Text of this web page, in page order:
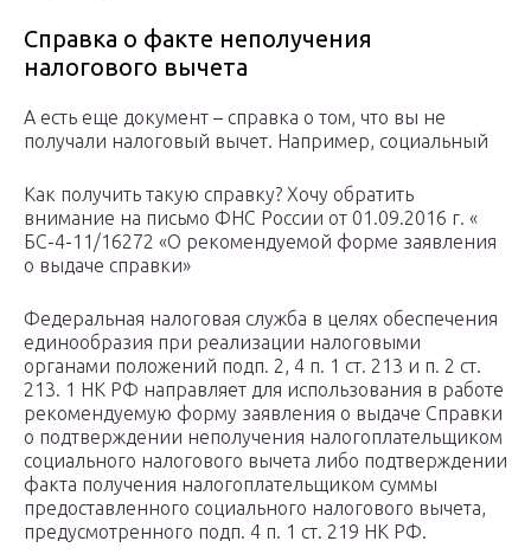
Справка о факте неполучения
налогового вычета
А есть еще документ – справка о том, что вы не
получали налоговый вычет. Например, социальный
Как получить такую справку? Хочу обратить
внимание на письмо ФНС России от 01.09.2016 г. «
БС-4-11/16272 «О рекомендуемой форме заявления
о выдаче справки»
Федеральная налоговая служба в целях обеспечения
единообразия при реализации налоговыми
органами положений подп. 2, 4 п. 1 ст. 213 и п. 2 ст.
213. 1 НК РФ направляет для использования в работе
рекомендуемую форму заявления о выдаче Справки
о подтверждении неполучения налогоплательщиком
социального налогового вычета либо подтверждении
факта получения налогоплательщиком суммы
предоставленного социального налогового вычета,
предусмотренного подп. 4 п. 1 ст. 219 НК РФ.